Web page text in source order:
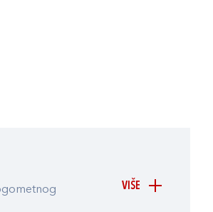
VIŠE